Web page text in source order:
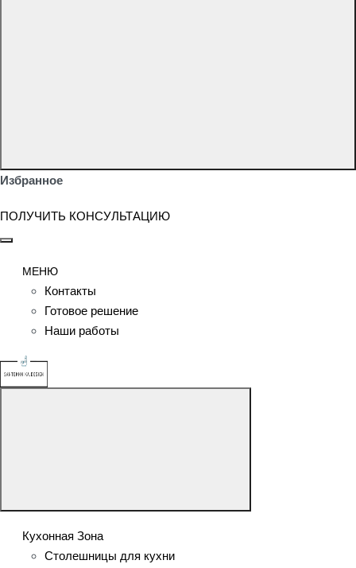
Избранное
ПОЛУЧИТЬ КОНСУЛЬТАЦИЮ
МЕНЮ
Контакты
Готовое решение
Наши работы
Кухонная Зона
Столешницы для кухни